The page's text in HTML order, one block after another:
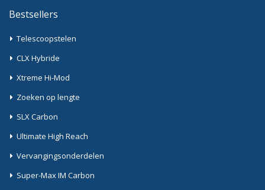
Bestsellers
Telescoopstelen
CLX Hybride
Xtreme Hi-Mod
Zoeken op lengte
SLX Carbon
Ultimate High Reach
Vervangingsonderdelen
Super-Max IM Carbon